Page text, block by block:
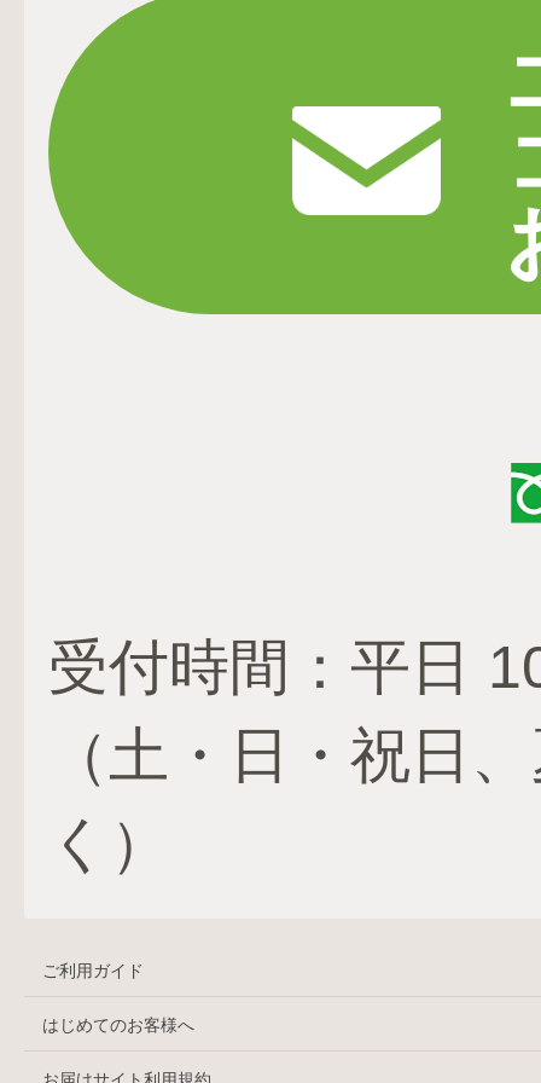
受付時間：平日
（土・日・祝日
く）
ご利用ガイド
はじめてのお客様へ